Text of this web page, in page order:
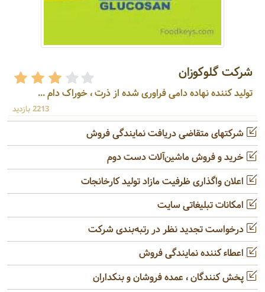
شرکت گلوکوزان
تولید کننده نهاده دامی فراوری شده از ذرت ، خوراک دام ...
2213 بازدید
شرکتهای متقاضی دریافت نمایندگی فروش
خرید و فروش ماشین‌آلات دست دوم
اعلان واگذاری ظرفیت مازاد تولید کارخانجات
امکانات تبلیغاتی سایت
درخواست تجدید نظر در رتبه‌بندی شرکت
اعطاء کننده نمایندگی فروش
پخش کنندگان ، عمده فروشان و بنکداران